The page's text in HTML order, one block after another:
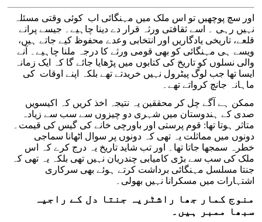
اور سچ پوچھیں تو اس ملک میں مہنگائی اب کوئی وقتی مسئلہ
نہیں رہی ۔ اسے ثقافتی ورثہ قرار دے دینا چاہیے۔ جیسے پرانے
قلعے، تاریخی یادگاریں اور انتخابی وعدے محفوظ کیے جاتے ہیں،
ویسے ہی مہنگائی کو بھی قومی ورثے کا درجہ ملنا چاہیے۔ آنے
والی نسلوں کو تاریخ کی کتابوں میں پڑھایا جائے گا کہ ایک زمانہ
ایسا تھا جب لوگ پیٹرول نہیں خریدتے تھے بلکہ اپنے اوقات کی
ماہانہ جانچ کرواتے تھے۔
ممکن ہے آگے چل کر محققین یہ نتیجہ اخذ کریں کہ اکیسویں
صدی کے ہندوستان میں شہری دو چیزوں سے سب سے زیادہ
متاثر ہوتا تھا: قوم پرستی اور باورچی خانے کی گیس کی قیمت۔
دونوں میں مماثلت یہ تھی کہ دونوں پر سوال اٹھانا سماجی
خطرہ سمجھا جاتا تھا۔ اور تب شاید تاریخ یہ درج کرے کہ اس
ملک کی سب سے بڑی کامیابی چندریان نہیں تھی بلکہ یہ تھی کہ
جنتا مسلسل مہنگائی برداشت کرتے ہوئے بھی سرکاری
اشتہارات میں مسکرانا نہیں بھولی۔
منوج کمار جھا راشٹریہ جنتا دل کے راجیہ
سبھا ممبر ہیں۔